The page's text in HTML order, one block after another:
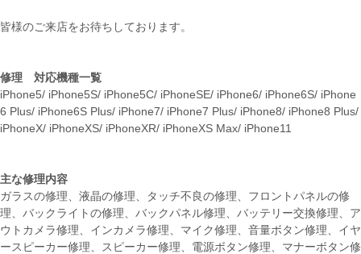
皆様のご来店をお待ちしております。
修理 対応機種一覧
iPhone5/ iPhone5S/ iPhone5C/ iPhoneSE/ iPhone6/ iPhone6S/ iPhone
6 Plus/ iPhone6S Plus/ iPhone7/ iPhone7 Plus/ iPhone8/ iPhone8 Plus/
iPhoneX/ iPhoneXS/ iPhoneXR/ iPhoneXS Max/ iPhone11
主な修理内容
ガラスの修理、液晶の修理、タッチ不良の修理、フロントパネルの修
理、バックライトの修理、バックパネル修理、バッテリー交換修理、ア
ウトカメラ修理、インカメラ修理、マイク修理、音量ボタン修理、イヤ
ースピーカー修理、スピーカー修理、電源ボタン修理、マナーボタン修